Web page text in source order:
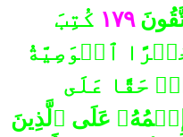
١٧٩ كُتِبَ
ٱلۡوَصِيَّةُ
حَقًّا عَلَى
عَلَى ٱلَّذِينَ